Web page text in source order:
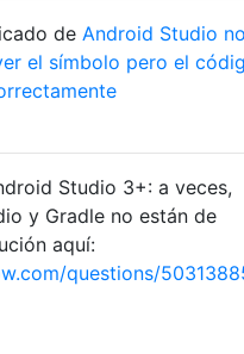
de Android Studio
el símbolo pero el
Studio 3+: a veces,
y Gradle no están de
aquí:
questions/